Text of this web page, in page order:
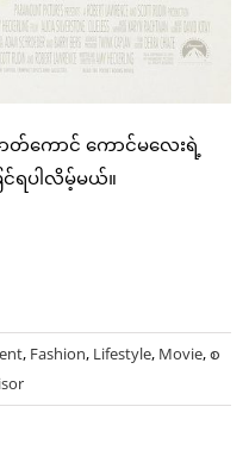
ကောင် ကောင်မလေးရဲ့
ရပါလိမ့်မယ်။
, Fashion, Lifestyle, Movie,စ